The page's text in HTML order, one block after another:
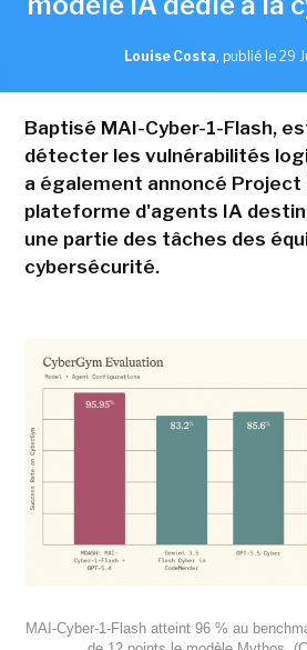
Louise Costa, publié le 29
Baptisé MAI-Cyber-1-Flash,
détecter les vulnérabilités
a également annoncé Project
plateforme d'agents IA
une partie des tâches des
cybersécurité.
MAI-Cyber-1-Flash atteint 96 % au